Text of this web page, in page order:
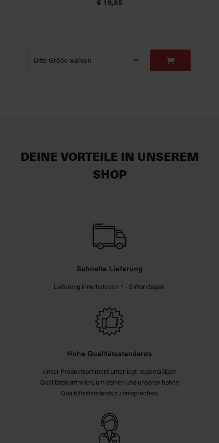
€ 19,95
DEINE VORTEILE IN UNSEREM
SHOP
Schnelle Lieferung
Lieferung innerhalb von 1 - 3 Werktagen.
Hohe Qualitätsstandards
Unser Produktsortiment unterliegt regelmäßigen
Qualitätskontrollen, um deinen und unseren hohen
Qualitätsstandards zu entsprechen.